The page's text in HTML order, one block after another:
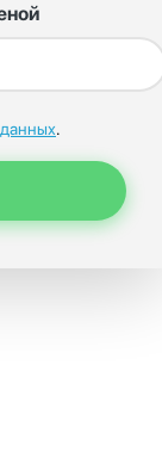
.